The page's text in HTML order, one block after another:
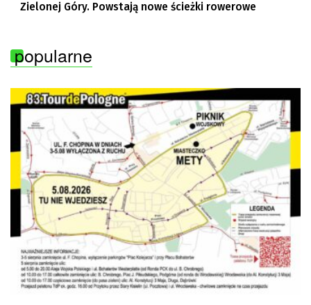
Zielonej Góry. Powstają nowe ścieżki rowerowe
popularne